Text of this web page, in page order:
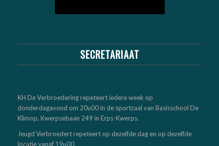
SECRETARIAAT
KH De Verbroedering repeteert iedere week op
donderdagavond om 20u00 in de sportzaal van Basisschool De
Klimop, Kwerpsebaan 249 in Erps-Kwerps.
Jeugd Verbroedert repeteert op dezelfde dag en op dezelfde
locatie vanaf 19u00.